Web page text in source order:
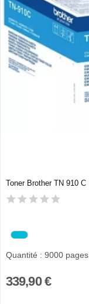
Toner Brother TN 910 C
Quantité : 9000 pages
339,90 €